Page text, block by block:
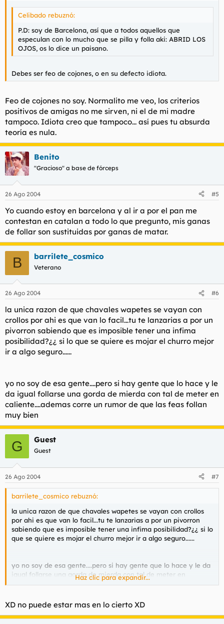
Celibado rebuznó:
P.D: soy de Barcelona, así que a todos aquellos que
especulan con lo mucho que se pilla y folla aki: ABRID LOS
OJOS, os lo dice un paisano.
Debes ser feo de cojones, o en su defecto idiota.
Feo de cojones no soy. Normalito me veo, los criterios
positivos de amigas no me sirven, ni el de mi madre
tampoco. Idiota creo que tampoco... así pues tu absurda
teoría es nula.
Benito
"Gracioso" a base de fórceps
26 Ago 2004 #5
Yo cuando estoy en barcelona y al ir a por el pan me
contestan en catalan a todo lo que pregunto, mis ganas
de follar son sustituidas por ganas de matar.
B barrilete_cosmico
Veterano
26 Ago 2004 #6
la unica razon de que chavales wapetes se vayan con
crollos por ahi es que van lo facil...tu te lanzarias a por un
pivorron sabiendo que es imposible tener una infima
posibilidad?¿¿ si lo que se quiere es mojar el churro mejor
ir a algo seguro......
yo no soy de esa gente....pero si hay gente que lo hace y le
da igual follarse una gorda de mierda con tal de meter en
caliente....ademas corre un rumor de que las feas follan
muy bien
G Guest
Guest
26 Ago 2004 #7
barrilete_cosmico rebuznó:
la unica razon de que chavales wapetes se vayan con crollos
por ahi es que van lo facil...tu te lanzarias a por un pivorron
sabiendo que es imposible tener una infima posibilidad?¿¿ si lo
que se quiere es mojar el churro mejor ir a algo seguro......
yo no soy de esa gente....pero si hay gente que lo hace y le da
igual follarse una gorda de mierda con tal de meter en
caliente....ademas corre un rumor de que las feas follan muy
Haz clic para expandir...
XD no puede estar mas en lo cierto XD